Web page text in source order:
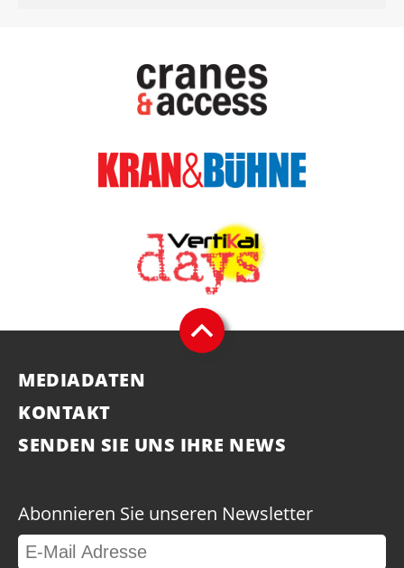
MEDIADATEN
KONTAKT
SENDEN SIE UNS IHRE NEWS
Abonnieren Sie unseren Newsletter